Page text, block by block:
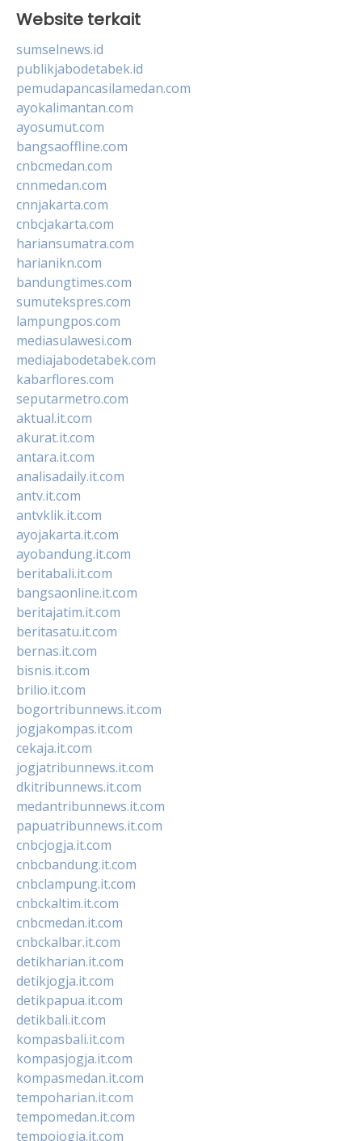
Website terkait
sumselnews.id
publikjabodetabek.id
pemudapancasilamedan.com
ayokalimantan.com
ayosumut.com
bangsaoffline.com
cnbcmedan.com
cnnmedan.com
cnnjakarta.com
cnbcjakarta.com
hariansumatra.com
harianikn.com
bandungtimes.com
sumutekspres.com
lampungpos.com
mediasulawesi.com
mediajabodetabek.com
kabarflores.com
seputarmetro.com
aktual.it.com
akurat.it.com
antara.it.com
analisadaily.it.com
antv.it.com
antvklik.it.com
ayojakarta.it.com
ayobandung.it.com
beritabali.it.com
bangsaonline.it.com
beritajatim.it.com
beritasatu.it.com
bernas.it.com
bisnis.it.com
brilio.it.com
bogortribunnews.it.com
jogjakompas.it.com
cekaja.it.com
jogjatribunnews.it.com
dkitribunnews.it.com
medantribunnews.it.com
papuatribunnews.it.com
cnbcjogja.it.com
cnbcbandung.it.com
cnbclampung.it.com
cnbckaltim.it.com
cnbcmedan.it.com
cnbckalbar.it.com
detikharian.it.com
detikjogja.it.com
detikpapua.it.com
detikbali.it.com
kompasbali.it.com
kompasjogja.it.com
kompasmedan.it.com
tempoharian.it.com
tempomedan.it.com
tempojogja.it.com